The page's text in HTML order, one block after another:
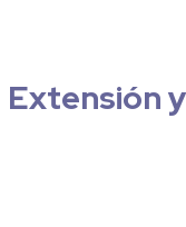
Extensión